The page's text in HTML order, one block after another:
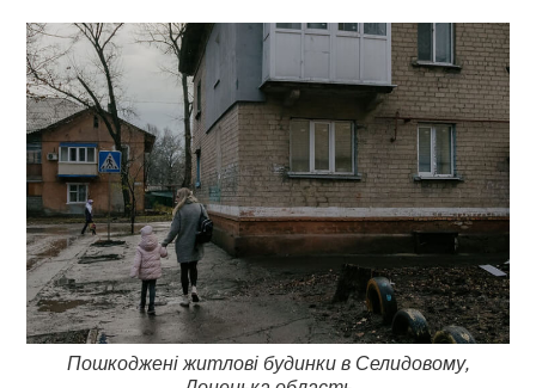
Пошкоджені житлові будинки в Селидовому,